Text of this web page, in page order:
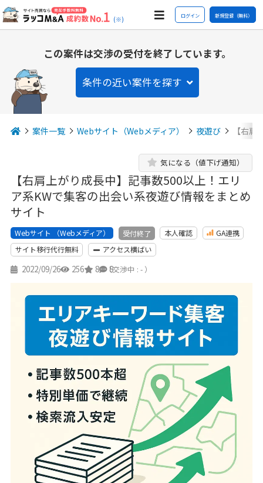
(※) ログイン 新規登録（無料）
この案件は交渉の受付を終了しています。
条件の近い案件を探す
案件一覧 Webサイト（Webメディア） 夜遊び 【右
【右肩上がり成長中】記事数500以上！エリ
ア系KWで集客の出会い系夜遊び情報をまとめ
サイト
気になる（値下げ通知）
Webサイト （Webメディア） 受付終了 本人確認
GA連携
サイト移行代行無料
アクセス横ばい
2022/09/26 256 8 8
（交渉中 : - ）